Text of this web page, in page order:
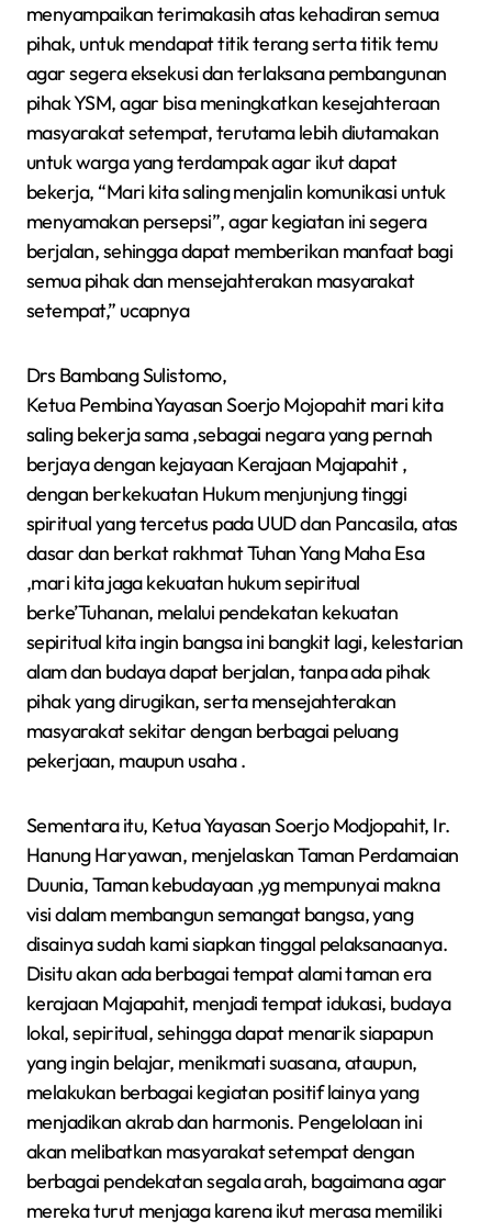
menyampaikan terimakasih atas kehadiran semua
pihak, untuk mendapat titik terang serta titik temu
agar segera eksekusi dan terlaksana pembangunan
pihak YSM, agar bisa meningkatkan kesejahteraan
masyarakat setempat, terutama lebih diutamakan
untuk warga yang terdampak agar ikut dapat
bekerja, “Mari kita saling menjalin komunikasi untuk
menyamakan persepsi”, agar kegiatan ini segera
berjalan, sehingga dapat memberikan manfaat bagi
semua pihak dan mensejahterakan masyarakat
setempat,” ucapnya
Drs Bambang Sulistomo,
Ketua Pembina Yayasan Soerjo Mojopahit mari kita
saling bekerja sama ,sebagai negara yang pernah
berjaya dengan kejayaan Kerajaan Majapahit ,
dengan berkekuatan Hukum menjunjung tinggi
spiritual yang tercetus pada UUD dan Pancasila, atas
dasar dan berkat rakhmat Tuhan Yang Maha Esa
,mari kita jaga kekuatan hukum sepiritual
berke’Tuhanan, melalui pendekatan kekuatan
sepiritual kita ingin bangsa ini bangkit lagi, kelestarian
alam dan budaya dapat berjalan, tanpa ada pihak
pihak yang dirugikan, serta mensejahterakan
masyarakat sekitar dengan berbagai peluang
pekerjaan, maupun usaha .
Sementara itu, Ketua Yayasan Soerjo Modjopahit, Ir.
Hanung Haryawan, menjelaskan Taman Perdamaian
Duunia, Taman kebudayaan ,yg mempunyai makna
visi dalam membangun semangat bangsa, yang
disainya sudah kami siapkan tinggal pelaksanaanya.
Disitu akan ada berbagai tempat alami taman era
kerajaan Majapahit, menjadi tempat idukasi, budaya
lokal, sepiritual, sehingga dapat menarik siapapun
yang ingin belajar, menikmati suasana, ataupun,
melakukan berbagai kegiatan positif lainya yang
menjadikan akrab dan harmonis. Pengelolaan ini
akan melibatkan masyarakat setempat dengan
berbagai pendekatan segala arah, bagaimana agar
mereka turut menjaga karena ikut merasa memiliki